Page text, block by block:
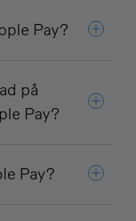
Pay?
på
Pay?
Pay?